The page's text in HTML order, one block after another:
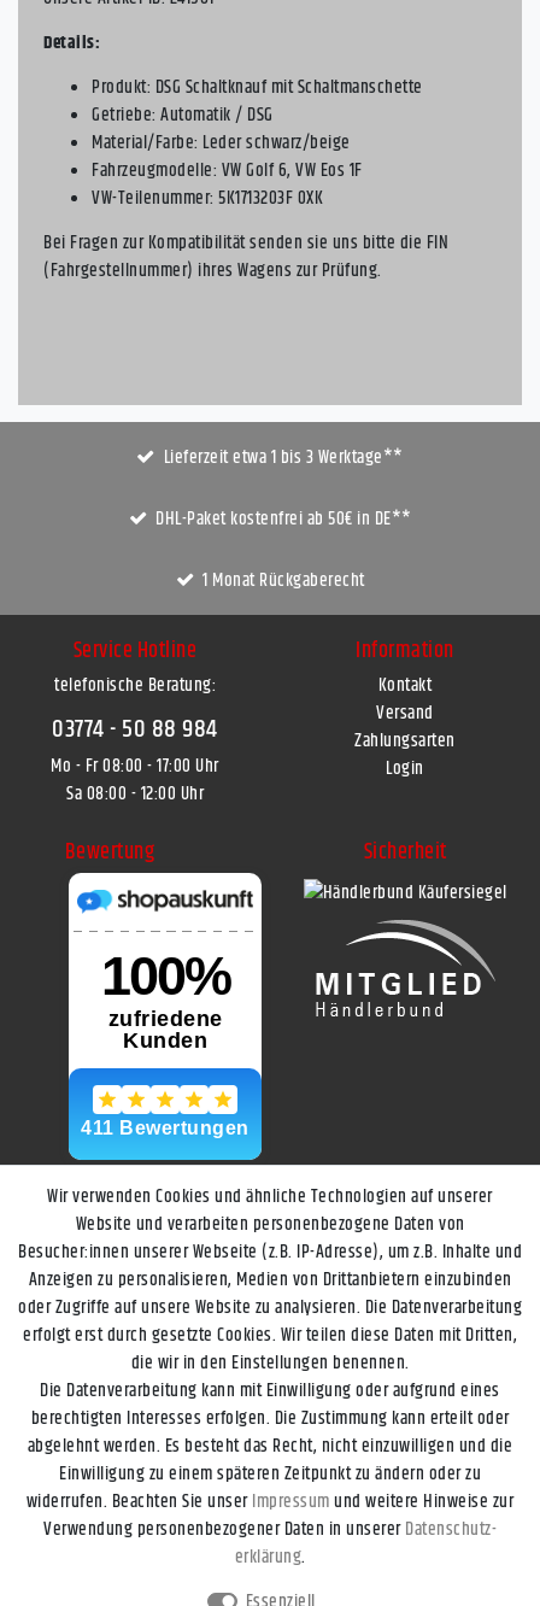
Details:
Produkt: DSG Schaltknauf mit Schaltmanschette
Getriebe: Automatik / DSG
Material/Farbe: Leder schwarz/beige
Fahrzeugmodelle: VW Golf 6, VW Eos 1F
VW-Teilenummer: 5K1713203F 0XK
Bei Fragen zur Kompatibilität senden sie uns bitte die FIN
(Fahrgestellnummer) ihres Wagens zur Prüfung.
Lieferzeit etwa 1 bis 3 Werktage**
DHL-Paket kostenfrei ab 50€ in DE**
1 Monat Rückgaberecht
Service Hotline
telefonische Beratung:
03774 - 50 88 984
Mo - Fr 08:00 - 17:00 Uhr
Sa 08:00 - 12:00 Uhr
Information
Kontakt
Versand
Zahlungsarten
Login
Bewertung Sicherheit
Impressum Daten­schutz­erklärung AGB Widerrufs­recht
Wir verwenden Cookies und ähnliche Technologien auf unserer
Website und verarbeiten personenbezogene Daten von
Besucher:innen unserer Webseite (z.B. IP-Adresse), um z.B. Inhalte und
Anzeigen zu personalisieren, Medien von Drittanbietern einzubinden
oder Zugriffe auf unsere Website zu analysieren. Die Datenverarbeitung
erfolgt erst durch gesetzte Cookies. Wir teilen diese Daten mit Dritten,
die wir in den Einstellungen benennen.
Die Datenverarbeitung kann mit Einwilligung oder aufgrund eines
berechtigten Interesses erfolgen. Die Zustimmung kann erteilt oder
abgelehnt werden. Es besteht das Recht, nicht einzuwilligen und die
Einwilligung zu einem späteren Zeitpunkt zu ändern oder zu
widerrufen. Beachten Sie unserImpressumund weitere Hinweise zur
Verwendung personenbezogener Daten in unsererDaten­schutz­
erklärung.